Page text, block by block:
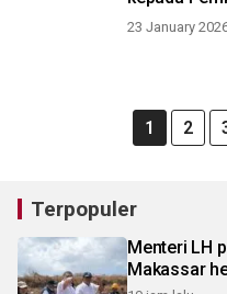
23 January
1 2
Terpopuler
Menteri LH